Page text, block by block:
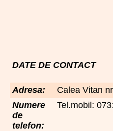
DATE DE CONTACT
Adresa:
Calea Vitan
Numere
de
telefon:
Tel.mobil: